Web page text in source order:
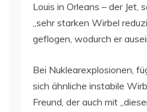
Louis in Orleans – der Jet,
„sehr starken Wirbel
geflogen, wodurch er
Bei Nuklearexplosionen,
sich ähnliche instabile
Freund, der auch mit